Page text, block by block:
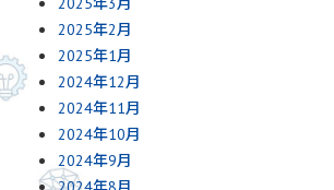
2025年2月
2025年1月
2024年12月
2024年11月
2024年10月
2024年9月